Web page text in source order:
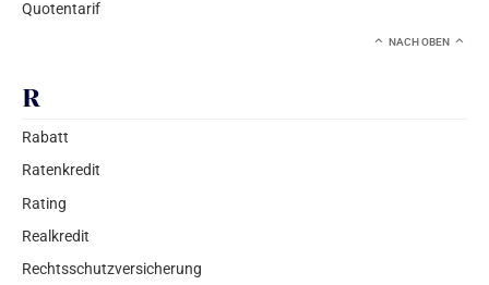
Quotentarif
NACH OBEN
R
Rabatt
Ratenkredit
Rating
Realkredit
Rechtsschutzversicherung